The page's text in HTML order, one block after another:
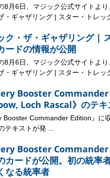
8月6日、マジック公式サイトよ
・ギャザリング | スター・トレッ
ク・ザ・ギャザリング |
ードの情報が公開
8月6日、マジック公式サイトよ
・ギャザリング | スター・トレッ
Booster
Loch Rascal》のテ
Booster Commander Edition』に
テキストが発 ...
Booster
カードが公開。初の統率
なる統率者